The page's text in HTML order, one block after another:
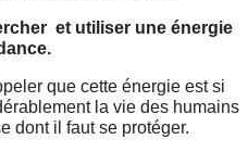
et utiliser une énergie
que cette énergie est si
la vie des humains
dont il faut se protéger.